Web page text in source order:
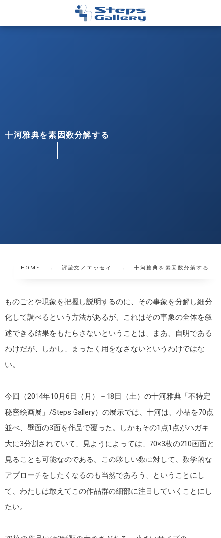
十河雅典を素因数分解する
HOME 評論文／エッセイ 十河雅典を素因数分解する
ものごとや現象を把握し説明するのに、その事象を分解し細分
化して調べるという方法があるが、これはその事象の全体を叙
述できる結果をもたらさないということは、まあ、自明である
わけだが、しかし、まったく用をなさないというわけではな
い。
今回（2014年10月6日（月）－18日（土）の十河雅典「不特定
秘密絵画展」/Steps Gallery）の展示では、十河は、小品を70点
並べ、壁面の3面を作品で覆った。しかもその1点1点がハガキ
大に3分割されていて、見ようによっては、70×3枚の210画面と
見ることも可能なのである。この夥しい数に対して、数学的な
アプローチをしたくなるのも当然であろう、ということにし
て、わたしは敢えてこの作品群の細部に注目していくことにし
たい。